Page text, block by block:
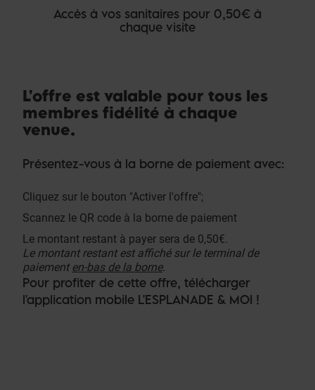
Accès à vos sanitaires pour 0,50€ à
chaque visite
L'offre est valable pour tous les
membres fidélité à chaque
venue.
Présentez-vous à la borne de paiement avec:
Cliquez sur le bouton "Activer l'offre";
Scannez le QR code à la borne de paiement
Le montant restant à payer sera de 0,50€.
Le montant restant est affiché sur le terminal de
paiement en-bas de la borne.
Pour profiter de cette offre, télécharger
l'application mobile L'ESPLANADE & MOI !